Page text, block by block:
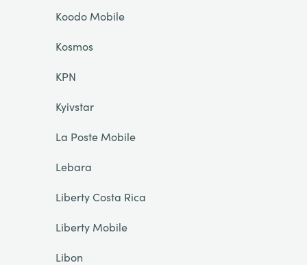
Koodo Mobile
Kosmos
KPN
Kyivstar
La Poste Mobile
Lebara
Liberty Costa Rica
Liberty Mobile
Libon